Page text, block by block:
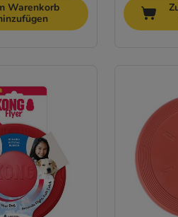
Warenkorb